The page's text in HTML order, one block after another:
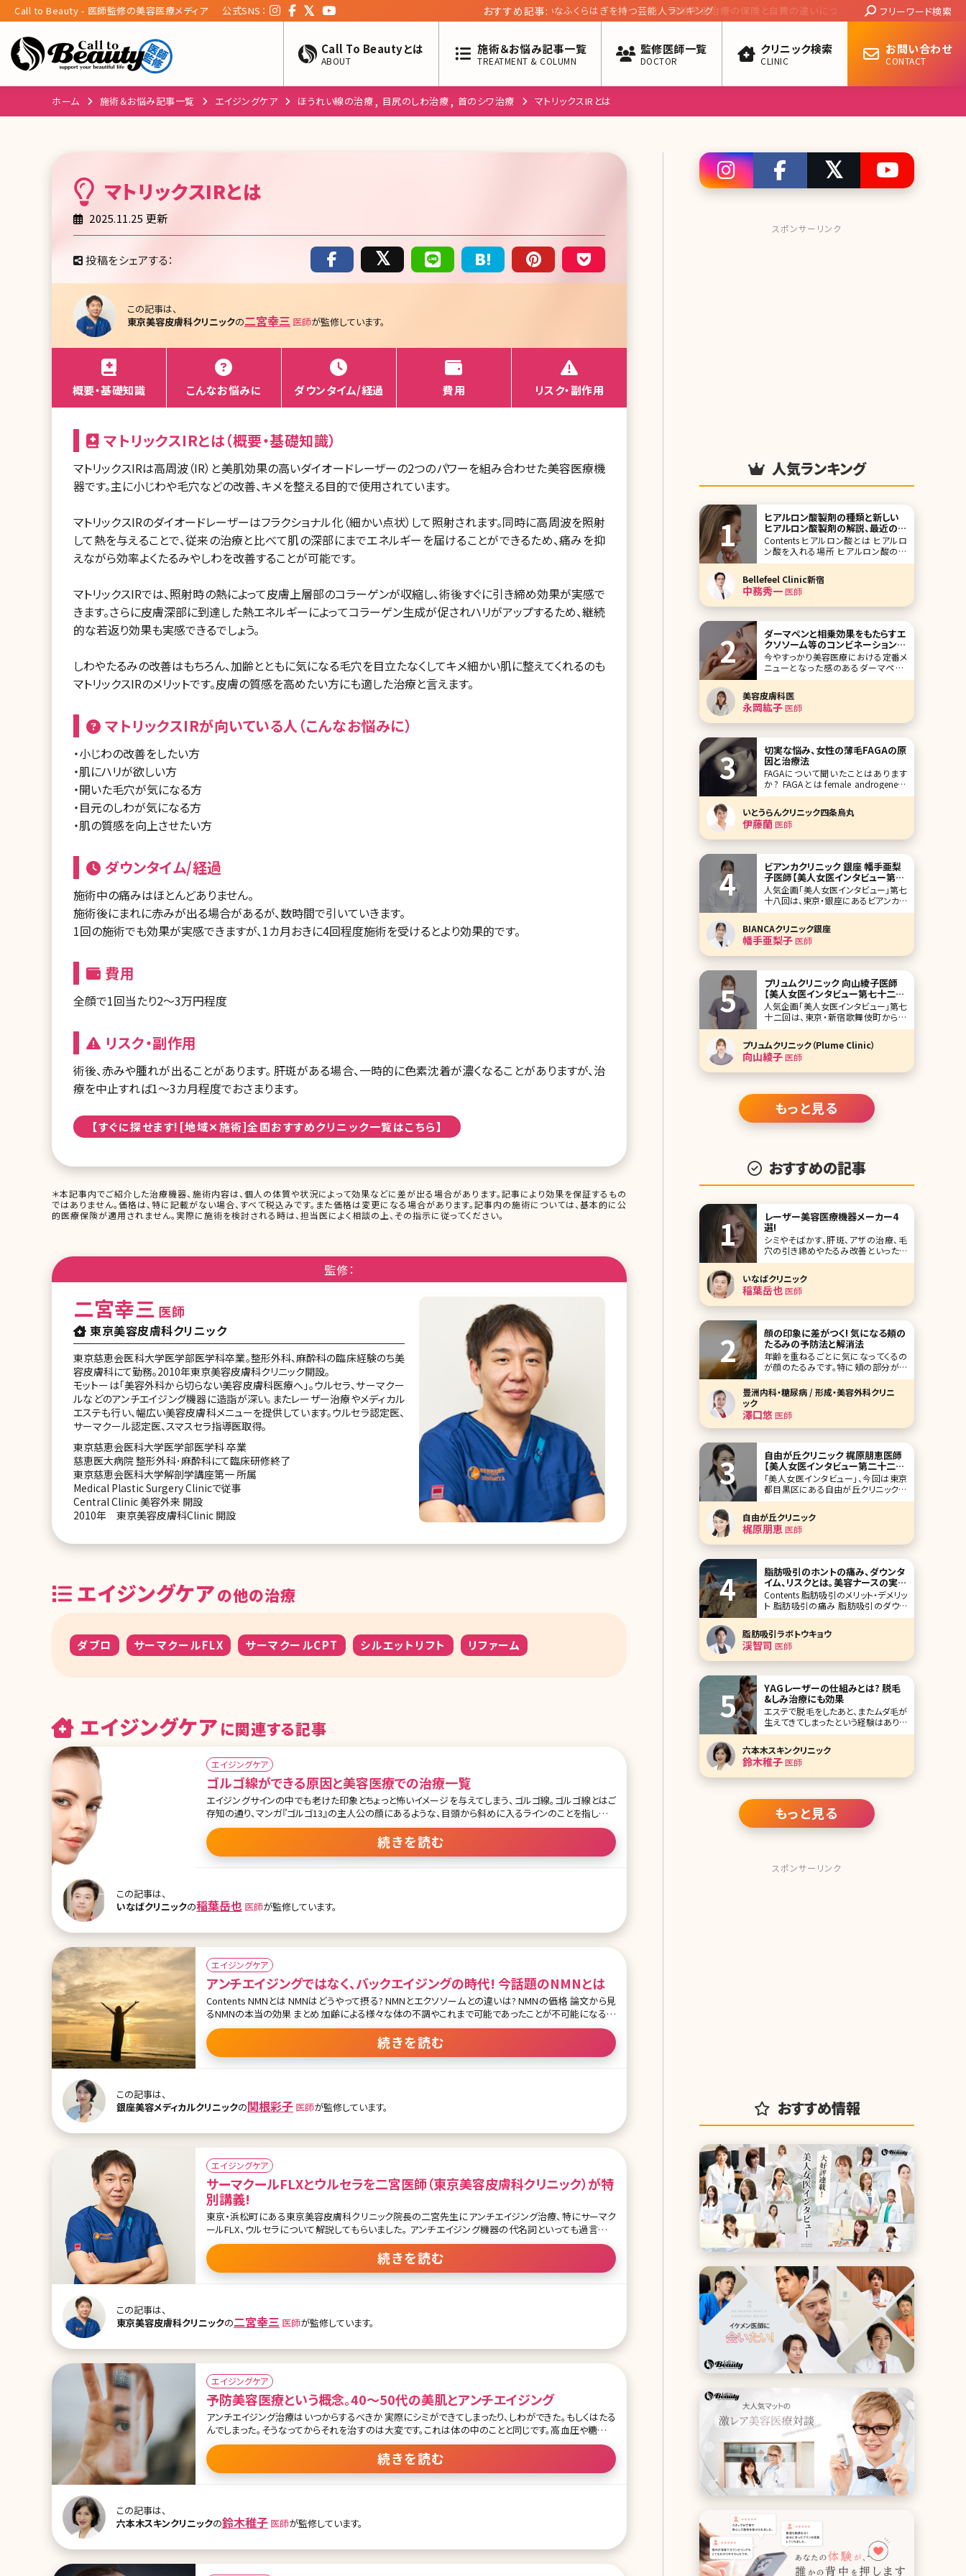
Call to Beauty - 医師監修の美容医療メディア 公式SNS： おすすめ記事:
眼瞼下垂治療の保険と自費の違いについて。手術方法のメリットと
Search:
フリーワード検索
Call To Beautyとは
ABOUT
施術＆お悩み記事一覧
TREATMENT & COLUMN
監修医師一覧
DOCTOR
クリニック検索
CLINIC
お問い合わせ
CONTACT
ホーム 施術＆お悩み記事一覧 エイジングケア ほうれい線の治療 目尻のしわ治療 首のシワ治療 マトリックスIRとは
マトリックスIRとは
2025.11.25 更新
投稿をシェアする：
この記事は、
東京美容皮膚科クリニックの二宮幸三 医師が監修しています。
概要・基礎知識 こんなお悩みに ダウンタイム/経過 費用 リスク・副作用
マトリックスIRとは（概要・基礎知識）
マトリックスIRは高周波（IR）と美肌効果の高いダイオードレーザーの2つのパワーを組み合わせた美容医療機
器です。主に小じわや毛穴などの改善、キメを整える目的で使用されています。
マトリックスIRのダイオードレーザーはフラクショナル化（細かい点状）して照射されます。同時に高周波を照射
して熱を与えることで、従来の治療と比べて肌の深部にまでエネルギーを届けることができるため、痛みを抑
えながら効率よくたるみやしわを改善することが可能です。
マトリックスIRでは、照射時の熱によって皮膚上層部のコラーゲンが収縮し、術後すぐに引き締め効果が実感で
きます。さらに皮膚深部に到達した熱エネルギーによってコラーゲン生成が促されハリがアップするため、継続
的な若返り効果も実感できるでしょう。
しわやたるみの改善はもちろん、加齢とともに気になる毛穴を目立たなくしてキメ細かい肌に整えてくれるのも
マトリックスIRのメリットです。皮膚の質感を高めたい方にも適した治療と言えます。
マトリックスIRが向いている人（こんなお悩みに）
・小じわの改善をしたい方
・肌にハリが欲しい方
・開いた毛穴が気になる方
・目元のしわが気になる方
・肌の質感を向上させたい方
ダウンタイム/経過
施術中の痛みはほとんどありません。
施術後にまれに赤みが出る場合があるが、数時間で引いていきます。
1回の施術でも効果が実感できますが、1カ月おきに4回程度施術を受けるとより効果的です。
費用
全顔で1回当たり2～3万円程度
リスク・副作用
術後、赤みや腫れが出ることがあります。 肝斑がある場合、一時的に色素沈着が濃くなることがありますが、治
療を中止すれば1～3カ月程度でおさまります。
【すぐに探せます![地域✕施術]全国おすすめクリニック一覧はこちら】
＊本記事内でご紹介した治療機器、施術内容は、個人の体質や状況によって効果などに差が出る場合があります。記事により効果を保証するもの
ではありません。価格は、特に記載がない場合、すべて税込みです。また価格は変更になる場合があります。記事内の施術については、基本的に公
的医療保険が適用されません。実際に施術を検討される時は、担当医によく相談の上、その指示に従ってください。
監修：
二宮幸三 医師
東京美容皮膚科クリニック
東京慈恵会医科大学医学部医学科卒業。整形外科、麻酔科の臨床経験のち美
容皮膚科にて勤務。2010年東京美容皮膚科クリニック開設。
モットーは「美容外科から切らない美容皮膚科医療へ」。ウルセラ、サーマクー
ルなどのアンチエイジング機器に造詣が深い。またレーザー治療やメディカル
エステも行い、幅広い美容皮膚科メニューを提供しています。ウルセラ認定医、
サーマクール認定医、スマスセラ指導医取得。
東京慈恵会医科大学医学部医学科 卒業
慈恵医大病院 整形外科･麻酔科にて臨床研修終了
東京慈恵会医科大学解剖学講座第一 所属
Medical Plastic Surgery Clinicで従事
Central Clinic 美容外来 開設
2010年 東京美容皮膚科Clinic 開設
エイジングケアの他の治療
ダブロ サーマクールFLX サーマクールCPT シルエットリフト リファーム
エイジングケア に関連する記事
エイジングケア
ゴルゴ線ができる原因と美容医療での治療一覧
エイジングサインの中でも老けた印象とちょっと怖いイメージを与えてしまう、ゴルゴ線。ゴルゴ線とはご
存知の通り、マンガ『ゴルゴ13』の主人公の顔にあるような、目頭から斜めに入るラインのことを指してい
ます。ゴルゴ線は疲れた印象を与え、老け顔に見せるだけではなく女子力を半減させてしまう力のある、
やっかいなサインです。ではゴルゴ線の原因とゴルゴ線を消すための対策について詳しくお話していきま
す。 目次 1.女子力を半減させる!ゴルゴ線を消すには? 1-1.ゴルゴ線とは 1-2.ゴルゴ線ができる原因とは
続きを読む
この記事は、
いなばクリニックの稲葉岳也 医師が監修しています。
エイジングケア
アンチエイジングではなく、バックエイジングの時代! 今話題のNMNとは
Contents NMNとは NMNはどうやって摂る? NMNとエクソソームとの違いは? NMNの価格 論文から見
るNMNの本当の効果 まとめ 加齢による様々な体の不調やこれまで可能であったことが不可能になる苦
痛、衰えていくことへの恐怖など、エイジング＝老化に対して若返りの治療をアンチエイジング治療とい
います。 現代ではハイフや糸リフトなど多様なアンチエイジング施術だけでなく、さらにバックエイジング
という細胞からの若返りに注目が集まっています。ただ見た目が若返るというアンチエイジングではな
続きを読む
この記事は、
銀座美容メディカルクリニックの関根彩子 医師が監修しています。
エイジングケア
サーマクールFLXとウルセラを二宮医師（東京美容皮膚科クリニック）が特
別講義!
東京・浜松町にある東京美容皮膚科クリニック院長の二宮先生にアンチエイジング治療、特にサーマク
ールFLX、ウルセラについて解説してもらいました。 アンチエイジング機器の代名詞といっても過言では
ないこの2機器。実際に毎日クリニックで治療にあたり、多数の症例を見てきたからこその解説は貴重で
す。アンチエイジング治療の変遷、機器の進化、類似の機器についてなど、普段医師からはなかなか聞け
ない情報満載です。治療を検討している方は是非ご覧ください。 目次 ・若返りの種類について ・切る施
続きを読む
この記事は、
東京美容皮膚科クリニックの二宮幸三 医師が監修しています。
エイジングケア
予防美容医療という概念。40〜50代の美肌とアンチエイジング
アンチエイジング治療はいつからするべきか 実際にシミができてしまったり、しわができた。もしくはたる
んでしまった。そうなってからそれを治すのは大変です。これは体の中のことと同じです。高血圧や糖尿病
になってしまってそれを改善する大変さと比較して、なる前に食事など気をつけているほうがどれだけ
楽かは少しずつ浸透してきています。 でも、まだ実際に予防美容医療を一生懸命やっている方はほぼい
ないのが現状です。女性、男性ともに、年をとってきて変わってしまった自分の見た目に衝撃を受けると
続きを読む
この記事は、
六本木スキンクリニックの鈴木稚子 医師が監修しています。
スポンサーリンク
人気ランキング
ヒアルロン酸製剤の種類と新しい
ヒアルロン酸製剤の解説、最近の施
術傾向とは
Contents ヒアルロン酸とは ヒアルロ
ン酸を入れる場所 ヒアルロン酸の種
類 最近のヒアルロン酸注入の傾向 ま
用いた治療は美容皮膚科でも美容外
科でも毎日たくさんの方が受けられて
いる施術です。数年前まではボトックス
Bellefeel Clinic新宿
中務秀一医師
ダーマペンと相乗効果をもたらすエ
クソソーム等のコンビネーション治
療解説
今やすっかり美容医療における定番メ
ニューとなった感のあるダーマペン。
ニキビ跡や毛穴の開きの改善だけでな
くシミ・くすみ、小じわの改善など美肌
治療として汎用性があることから様々
なスキントラブルの改善治療として多く
の方が受けられています。 本記事では
美容皮膚科医
永岡紘子医師
切実な悩み、女性の薄毛FAGAの原
因と治療法
FAGAについて聞いたことはあります
か? FAGAとはfemale androgenetic
alopeciaの頭文字をとったもので女性
の薄毛の総称です。また最近では同様
の意味でFPHL（female pattern hair
loss）と呼ばれることもあります。 美容
クリニックで働いていると薄
いとうらんクリニック四条烏丸
伊藤蘭医師
ビアンカクリニック 銀座 幡手亜梨
子医師【美人女医インタビュー第七
十八回】
人気企画「美人女医インタビュー」第七
十八回は、東京・銀座にあるビアンカク
リニック（BIANCA CLINIC）銀座の幡手
亜梨子（はたでありす）先生です。 ビア
ンカクリニックは銀座・表参道に展開
し、美容外科、美容皮膚科、美容内科か
ら再生医療、審美歯科まで包括的に提
BIANCAクリニック銀座
幡手亜梨子医師
プリュムクリニック 向山綾子医師
【美人女医インタビュー第七十二
回】
人気企画「美人女医インタビュー」第七
十二回は、東京・新宿歌舞伎町からほ
ど近いプリュムクリニック（Plume
Clinic）で院長を務める向山綾子（むこ
うやまあやこ）先生です。 豊胸と脂肪吸
引、脂肪注入を強みとする自身のクリ
ニックを開業。スタッフ全員女性で構
え
プリュムクリニック（Plume Clinic）
向山綾子医師
もっと見る
おすすめの記事
レーザー美容医療機器メーカー4
選!
シミやそばかす、肝斑、アザの治療、毛
穴の引き締めやたるみ改善といったア
ンチエイジングの悩み全般からニキビ
肌の悩みに対処できるのがレーザー治
療器を用いた施術です。美容外科・美容
皮膚科を受診する人の多くがレーザー
療器を生産しているメ
いなばクリニック
稲葉岳也医師
顔の印象に差がつく! 気になる頬の
たるみの予防法と解消法
年齢を重ねるごとに気になってくるの
が顔のたるみです。特に頬の部分がた
るむと顔全体の印象に大きな影響を与
えます。頬のたるみが目立ってしまうと
実年齢よりも上に見られてしまう原因
にもなります。「いつまでも若々しい印
象でいたい」。 これは男女問わず、多く
の人にとって共通の希望かと思いま
す。たるみを全く
豊洲内科・糖尿病 / 形成・美容外科クリニ
ック
澤口悠 医師
自由が丘クリニック 梶原朋恵医師
【美人女医インタビュー第二十二
回】
「美人女医インタビュー」、今回は東京
都目黒区にある自由が丘クリニックの
梶原朋恵先生です。自由が丘クリニック
は、自由が丘の駅から、高級住宅街を
抜けて、大通り沿いにある大きなクリニ
ックです。ここでは、形成外科、皮膚科、
美容外科、美容皮膚科のスペシャリス
自由が丘クリニック
梶原朋恵 医師
脂肪吸引のホントの痛み、ダウンタ
イム、リスクとは。美容ナースの実体
験、介助から解説
Contents 脂肪吸引のメリット・デメリッ
ト 脂肪吸引の痛み 脂肪吸引のダウン
タイム 脂肪吸引のリスク まとめ 筆者
な美容医療による治療を行ってきまし
た。肌のコンプレックスが大きかったた
め、美容皮膚治療やスキンケ
脂肪吸引ラボトウキョウ
渓智司 医師
YAGレーザーの仕組みとは? 脱毛
&しみ治療にも効果
エステで脱毛をしたあと、またムダ毛が
生えてきてしまったという経験はありま
せんか?脱毛効果の高さを求めるなら、
ススメですが、ムダ毛が濃い人の場合、
レーザーでも効果がでにくいことがあ
ります。このようなガンコなムダ毛に悩
レーザーです。
六本木スキンクリニック
鈴木稚子医師
もっと見る
スポンサーリンク
おすすめ情報